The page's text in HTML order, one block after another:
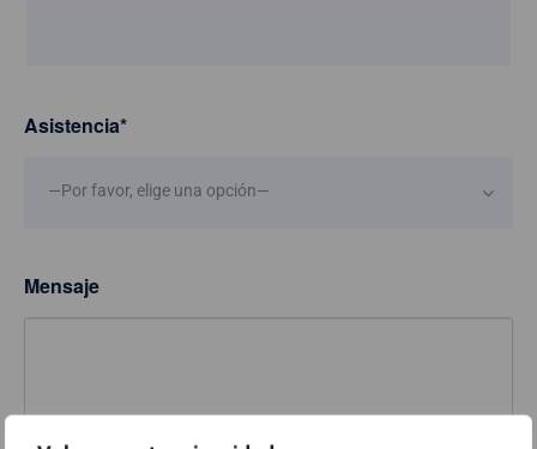
Asistencia*
—Por favor, elige una opción—
Mensaje